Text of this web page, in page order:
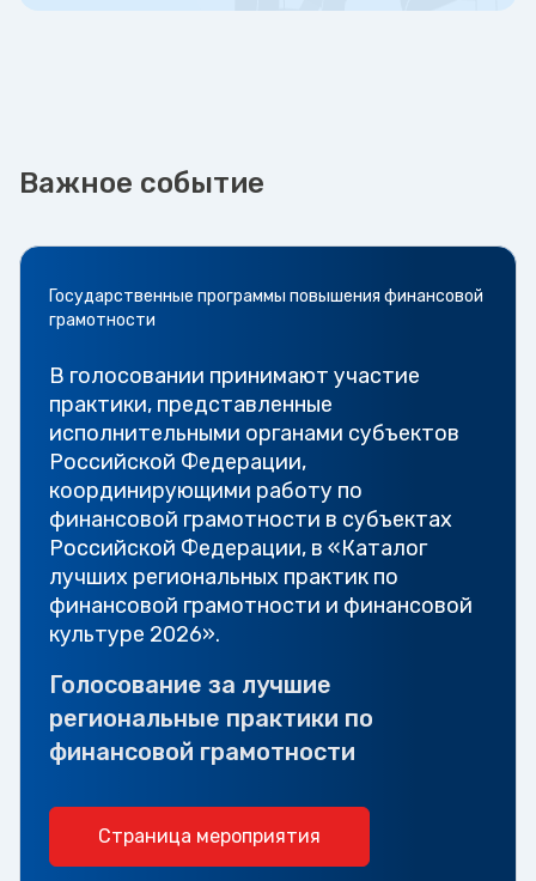
Важное событие
Государственные программы повышения финансовой
грамотности
В голосовании принимают участие
практики, представленные
исполнительными органами субъектов
Российской Федерации,
координирующими работу по
финансовой грамотности в субъектах
Российской Федерации, в «Каталог
лучших региональных практик по
финансовой грамотности и финансовой
культуре 2026».
Голосование за лучшие
региональные практики по
финансовой грамотности
Страница мероприятия